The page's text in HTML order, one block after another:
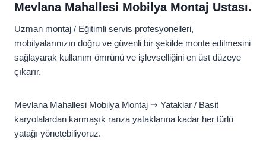
Mevlana Mahallesi Mobilya Montaj Ustası.
Uzman montaj / Eğitimli servis profesyonelleri,
mobilyalarınızın doğru ve güvenli bir şekilde monte edilmesini
sağlayarak kullanım ömrünü ve işlevselliğini en üst düzeye
çıkarır.
Mevlana Mahallesi Mobilya Montaj ⇒ Yataklar / Basit
karyolalardan karmaşık ranza yataklarına kadar her türlü
yatağı yönetebiliyoruz.